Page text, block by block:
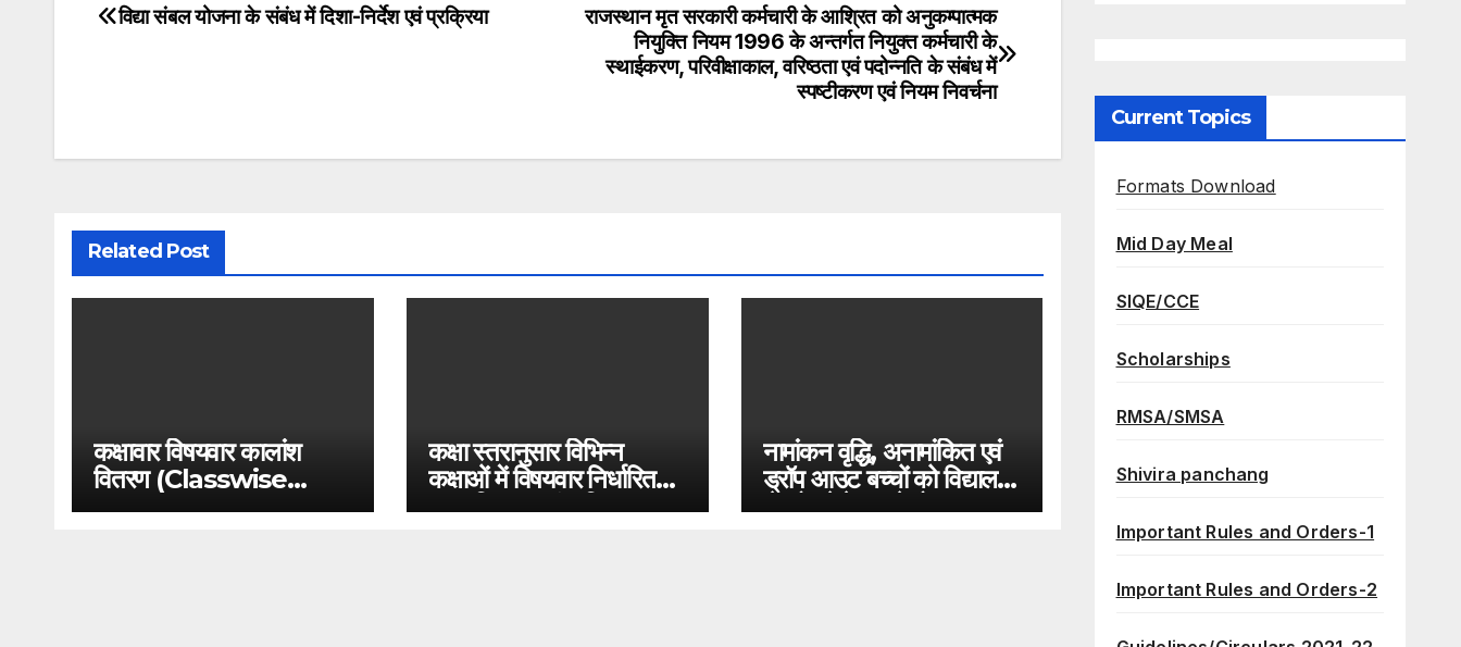
Post
राजस्थान मृत सरकारी कर्मचारी के आश्रित को अनुकम्पात्मक
नियुक्ति नियम 1996 के अन्तर्गत नियुक्त कर्मचारी के
स्थाईकरण, परिवीक्षाकाल, वरिष्ठता एवं पदोन्नति के संबंध में
स्पष्टीकरण एवं नियम निवर्चना
विद्या संबल योजना के संबंध में दिशा-निर्देश एवं प्रक्रिया
Related Post
कक्षावार विषयवार कालांश
वितरण (Classwise
Subjectwise period
कक्षा स्तरानुसार विभिन्न
कक्षाओं में विषयवार निर्धारित
साप्ताहिक कालांश विवरण
नामांकन वृद्धि, अनामांकित एवं
ड्रॉप आउट बच्चों को विद्यालय
से जोड़ने हेतु प्रवेशोत्सव
Current Topics
Formats Download
Mid Day Meal
SIQE/CCE
Scholarships
RMSA/SMSA
Shivira panchang
Important Rules and Orders-1
Important Rules and Orders-2